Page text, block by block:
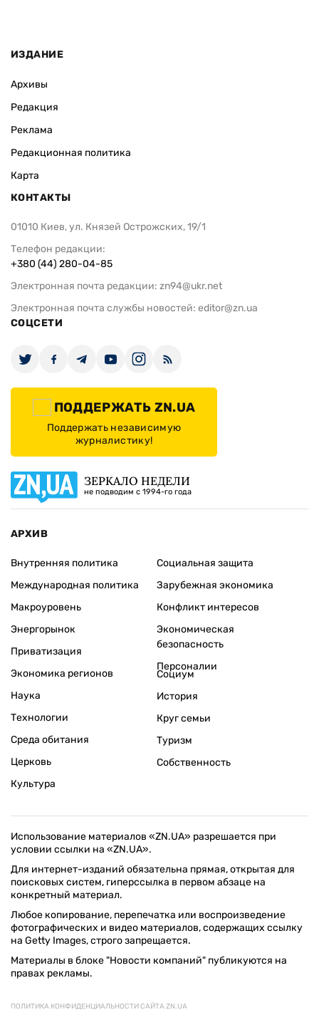
ИЗДАНИЕ
Архивы
Редакция
Реклама
Редакционная политика
Карта
КОНТАКТЫ
01010 Киев, ул. Князей Острожских, 19/1
Телефон редакции:
+380 (44) 280-04-85
Электронная почта редакции: zn94@ukr.net
Электронная почта службы новостей: editor@zn.ua
СОЦСЕТИ
ПОДДЕРЖАТЬ ZN.UA
Поддержать независимую
журналистику!
ЗЕРКАЛО НЕДЕЛИ
не подводим с 1994-го года
АРХИВ
Внутренняя политика
Международная политика
Макроуровень
Энергорынок
Приватизация
Экономика регионов
Социальная защита
Зарубежная экономика
Конфликт интересов
Экономическая
безопасность
Персоналии
Наука
Технологии
Среда обитания
Церковь
Культура
Социум
История
Круг семьи
Туризм
Собственность
Использование материалов «ZN.UA» разрешается при
условии ссылки на «ZN.UA».
Для интернет-изданий обязательна прямая, открытая для
поисковых систем, гиперссылка в первом абзаце на
конкретный материал.
Любое копирование, перепечатка или воспроизведение
фотографических и видео материалов, содержащих ссылку
на Getty Images, строго запрещается.
Материалы в блоке "Новости компаний" публикуются на
правах рекламы.
ПОЛИТИКА КОНФИДЕНЦИАЛЬНОСТИ САЙТА ZN.UA